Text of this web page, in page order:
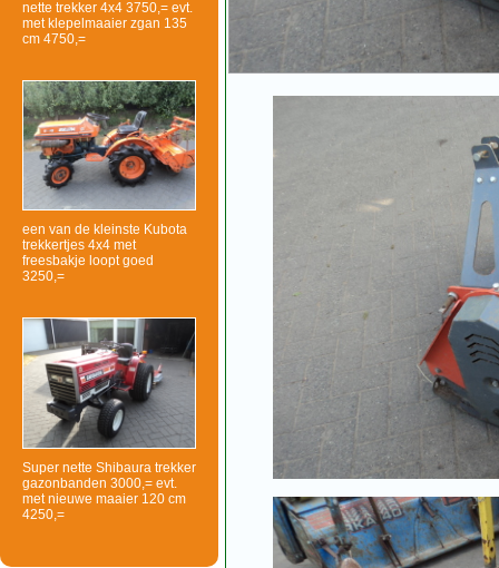
nette trekker 4x4 3750,= evt.
met klepelmaaier zgan 135
cm 4750,=
een van de kleinste Kubota
trekkertjes 4x4 met
freesbakje loopt goed
3250,=
Super nette Shibaura trekker
gazonbanden 3000,= evt.
met nieuwe maaier 120 cm
4250,=